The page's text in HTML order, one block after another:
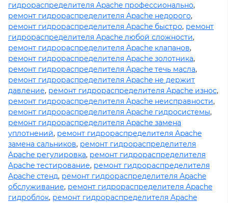
гидрораспределителя Apache профессионально,
ремонт гидрораспределителя Apache недорого,
ремонт гидрораспределителя Apache быстро, ремонт
гидрораспределителя Apache любой сложности,
ремонт гидрораспределителя Apache клапанов,
ремонт гидрораспределителя Apache золотника,
ремонт гидрораспределителя Apache течь масла,
ремонт гидрораспределителя Apache не держит
давление, ремонт гидрораспределителя Apache износ,
ремонт гидрораспределителя Apache неисправности,
ремонт гидрораспределителя Apache гидросистемы,
ремонт гидрораспределителя Apache замена
уплотнений, ремонт гидрораспределителя Apache
замена сальников, ремонт гидрораспределителя
Apache регулировка, ремонт гидрораспределителя
Apache тестирование, ремонт гидрораспределителя
Apache стенд, ремонт гидрораспределителя Apache
обслуживание, ремонт гидрораспределителя Apache
гидроблок, ремонт гидрораспределителя Apache